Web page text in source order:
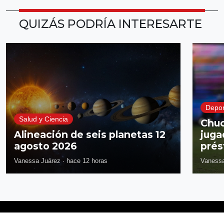
QUIZÁS PODRÍA INTERESARTE
Salud y Ciencia
Alineación de seis planetas 12
agosto 2026
Vanessa Juárez · hace 12 horas